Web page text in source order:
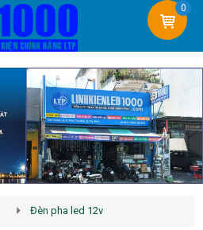
0
Đèn pha led 12v